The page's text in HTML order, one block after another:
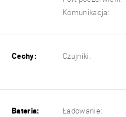
Komunikacja:
Cechy: Czujniki:
Bateria: Ładowanie: